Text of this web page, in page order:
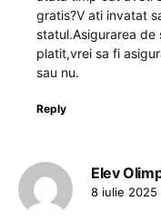
gratis?V ati invatat
statul.Asigurarea
platit,vrei sa fi
sau nu.
Reply
Elev
8 iulie 2025